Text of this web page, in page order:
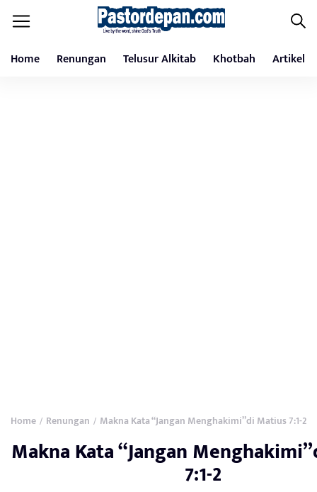
Home Renungan Telusur Alkitab Khotbah Artikel
Home / Renungan / Makna Kata “Jangan Menghakimi”di Matius 7:1-2
Makna Kata “Jangan
7:1-2